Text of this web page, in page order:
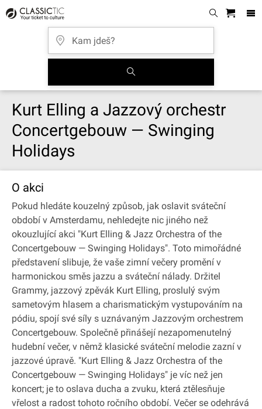
Kurt Elling a Jazzový orchestr
Concertgebouw — Swinging
Holidays
O akci
Pokud hledáte kouzelný způsob, jak oslavit sváteční
období v Amsterdamu, nehledejte nic jiného než
okouzlující akci "Kurt Elling & Jazz Orchestra of the
Concertgebouw — Swinging Holidays". Toto mimořádné
představení slibuje, že vaše zimní večery promění v
harmonickou směs jazzu a sváteční nálady. Držitel
Grammy, jazzový zpěvák Kurt Elling, proslulý svým
sametovým hlasem a charismatickým vystupováním na
pódiu, spojí své síly s uznávaným Jazzovým orchestrem
Concertgebouw. Společně přinášejí nezapomenutelný
hudební večer, v němž klasické sváteční melodie zazní v
jazzové úpravě. "Kurt Elling & Jazz Orchestra of the
Concertgebouw — Swinging Holidays" je víc než jen
koncert; je to oslava ducha a zvuku, která ztělesňuje
vřelost a radost tohoto ročního období. Večer se odehrává